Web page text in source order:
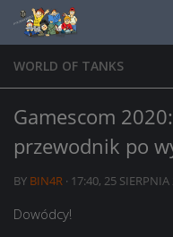
Skip to content
WORLD OF TANKS
Gamescom
przewodnik po
BY BIN4R · 17:40, 25
Dowódcy!